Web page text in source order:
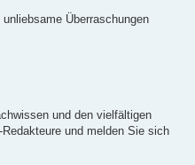
Überraschungen
und den vielfältigen
und melden Sie sich